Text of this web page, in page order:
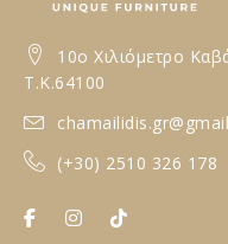
10ο Xιλιόμετρο
T.K.64100
(+30) 2510 326 178